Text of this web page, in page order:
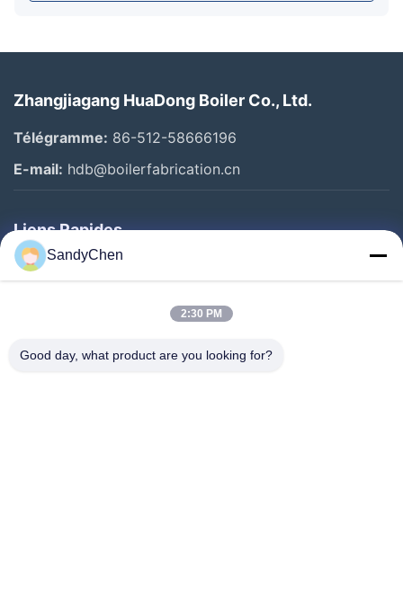
Zhangjiagang HuaDong Boiler Co., Ltd.
Télégramme: 86-512-58666196
E-mail: hdb@boilerfabrication.cn
Liens Rapides
Maison
Au Sujet De Nous
SandyChen
2:30 PM
Good day, what product are you looking for?